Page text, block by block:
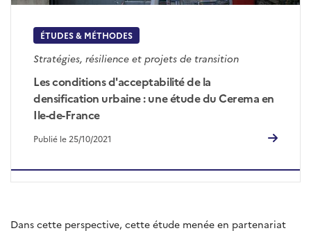
ÉTUDES & MÉTHODES
Stratégies, résilience et projets de transition
Les conditions d'acceptabilité de la
densification urbaine : une étude du Cerema en
Ile-de-France
Publié le 25/10/2021
Dans cette perspective, cette étude menée en partenariat